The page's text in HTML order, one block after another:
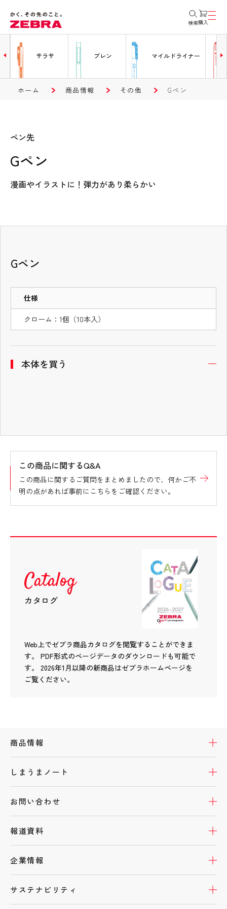
検索購入
サラサ ブレン マイルドライナー
ホーム 商品情報 その他 Gペン
ペン先
Gペン
漫画やイラストに！弾力があり柔らかい
Gペン
仕様
クローム：1個（10本入）
本体を買う
この商品に関するQ&A
この商品に関するご質問をまとめましたので、何かご不
明の点があれば事前にこちらをご確認ください。
Catalog
カタログ
Web上でゼブラ商品カタログを閲覧することができま
す。 PDF形式のページデータのダウンロードも可能で
す。
2026年1月以降の新商品はゼブラホームページを
ご覧ください。
商品情報
しまうまノート
お問い合わせ
報道資料
企業情報
サステナビリティ